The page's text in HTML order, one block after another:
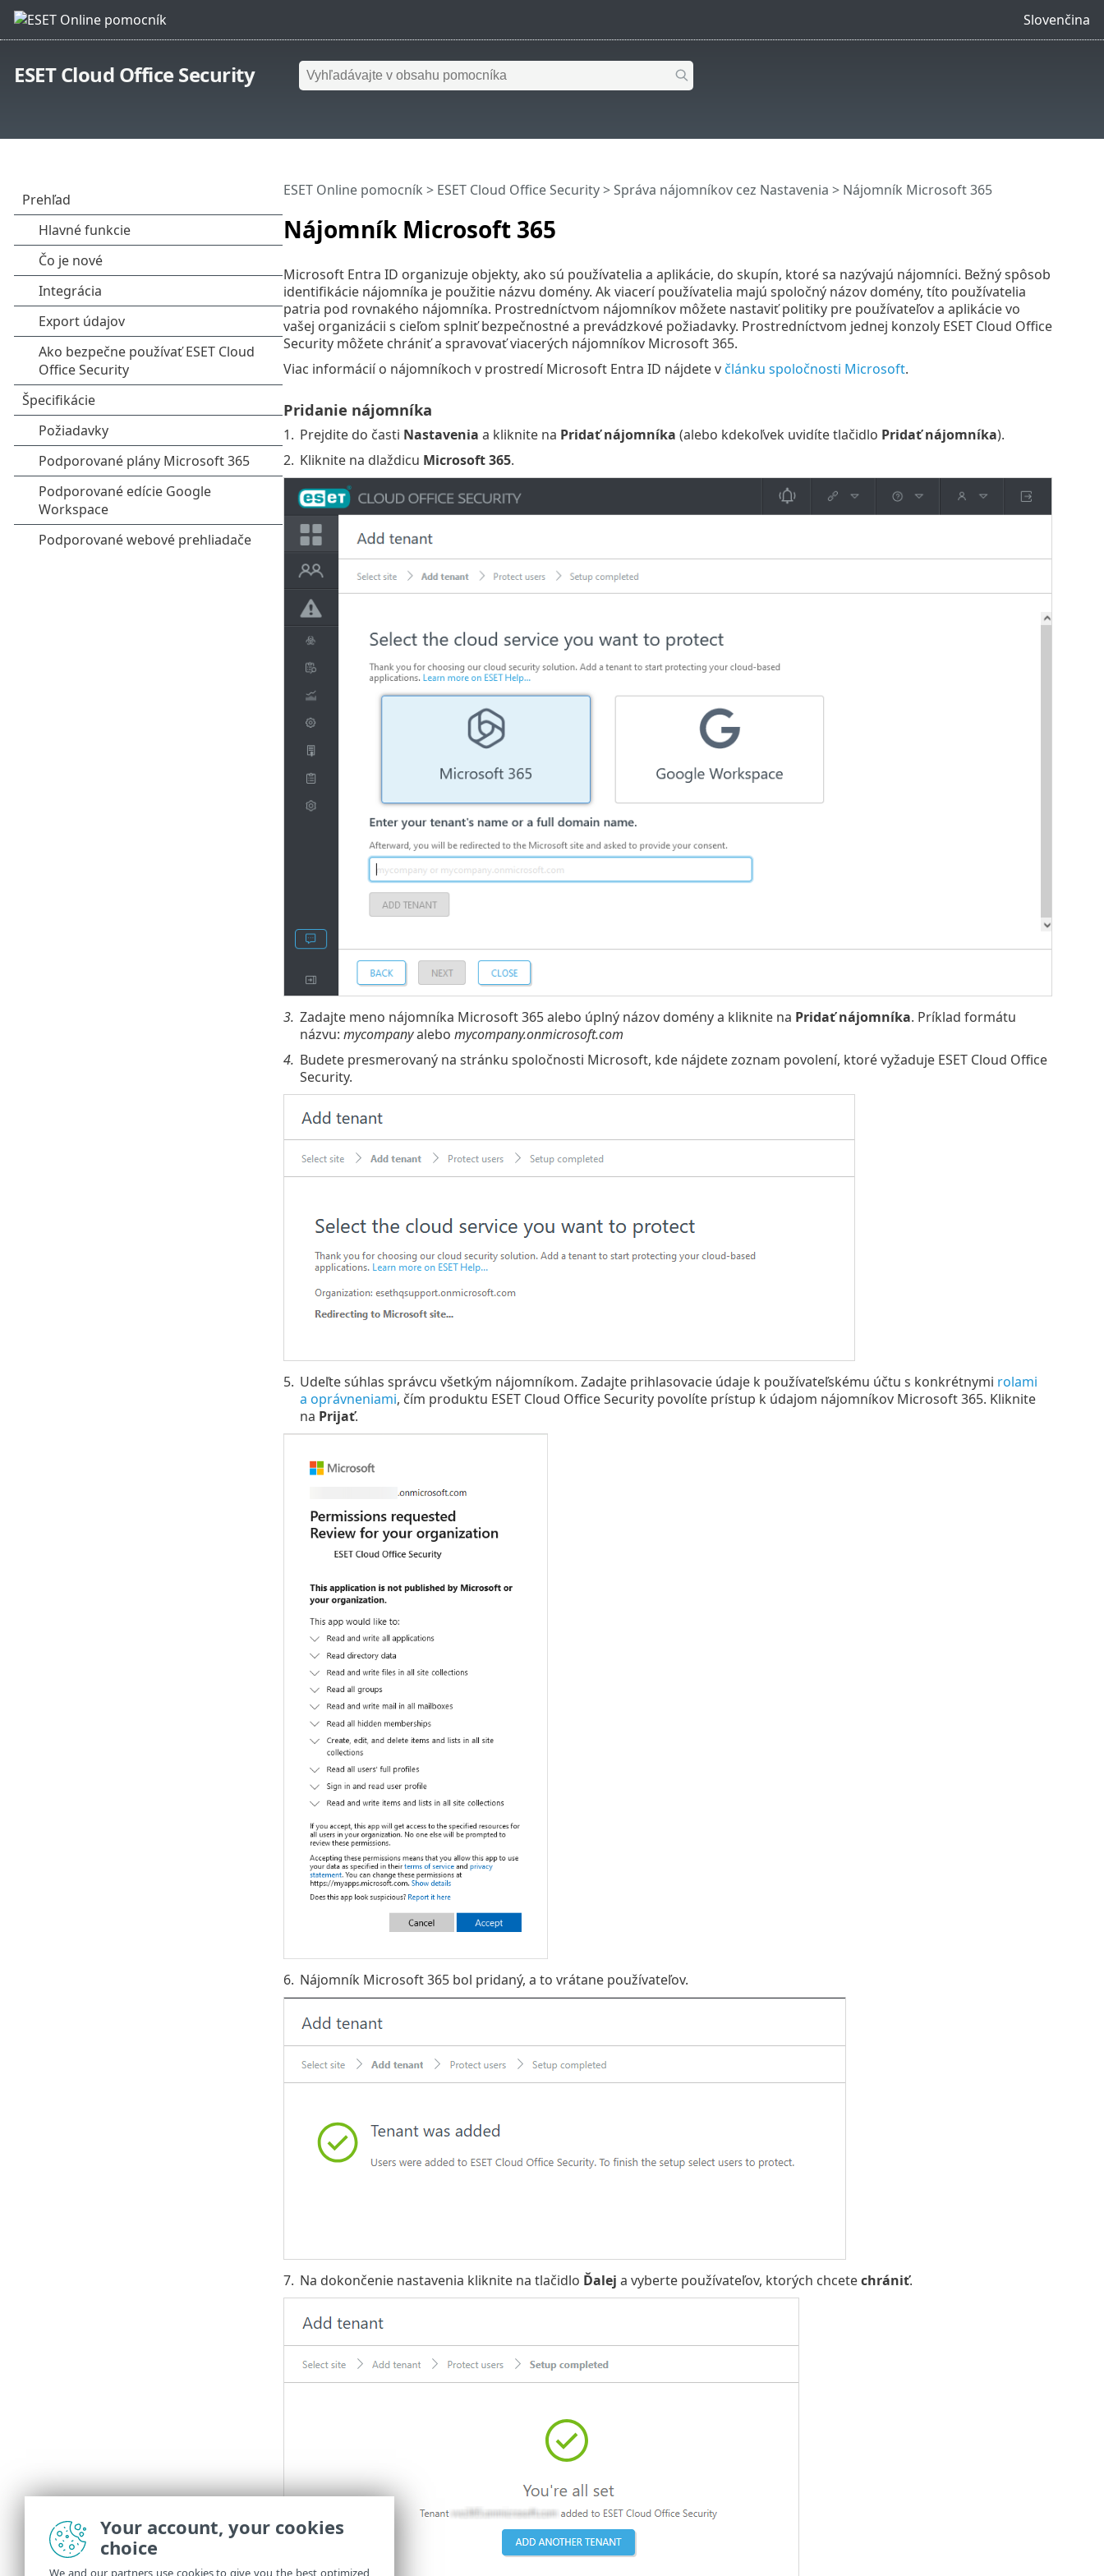
Slovenčina
ESET Cloud Office Security
Nájomník Microsoft 365
ESET Online pomocník > ESET Cloud Office Security>Správa nájomníkov cez Nastavenia > Nájomník Microsoft 365
Microsoft Entra ID organizuje objekty, ako sú používatelia a aplikácie, do skupín, ktoré sa nazývajú nájomníci. Bežný spôsob
identifikácie nájomníka je použitie názvu domény. Ak viacerí používatelia majú spoločný názov domény, títo používatelia
patria pod rovnakého nájomníka. Prostredníctvom nájomníkov môžete nastaviť politiky pre používateľov a aplikácie vo
vašej organizácii s cieľom splniť bezpečnostné a prevádzkové požiadavky. Prostredníctvom jednej konzoly ESET Cloud Office
Security môžete chrániť a spravovať viacerých nájomníkov Microsoft 365.
Viac informácií o nájomníkoch v prostredí Microsoft Entra ID nájdete včlánku spoločnosti Microsoft.
Pridanie nájomníka
1. Prejdite do časti Nastavenia a kliknite na Pridať nájomníka (alebo kdekoľvek uvidíte tlačidlo Pridať nájomníka).
2. Kliknite na dlaždicu Microsoft 365.
3. Zadajte meno nájomníka Microsoft 365 alebo úplný názov domény a kliknite na Pridať nájomníka. Príklad formátu
názvu: mycompanyalebo mycompany.onmicrosoft.com
4. Budete presmerovaný na stránku spoločnosti Microsoft, kde nájdete zoznam povolení, ktoré vyžaduje ESET Cloud Office
Security.
5. Udeľte súhlas správcu všetkým nájomníkom. Zadajte prihlasovacie údaje k používateľskému účtu s konkrétnymi rolami
a oprávneniami, čím produktu ESET Cloud Office Security povolíte prístup k údajom nájomníkov Microsoft 365. Kliknite
na Prijať.
6. Nájomník Microsoft 365 bol pridaný, a to vrátane používateľov.
7. Na dokončenie nastavenia kliknite na tlačidlo Ďalej a vyberte používateľov, ktorých chcetechrániť.
Your account, your cookies
choice
We and our partners use cookies to give you the best optimized